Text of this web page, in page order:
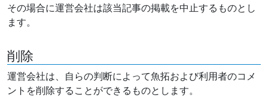
その場合に運営会社は該当記事の掲載を中止するものとし
ます。
削除
運営会社は、自らの判断によって魚拓および利用者のコメ
ントを削除することができるものとします。